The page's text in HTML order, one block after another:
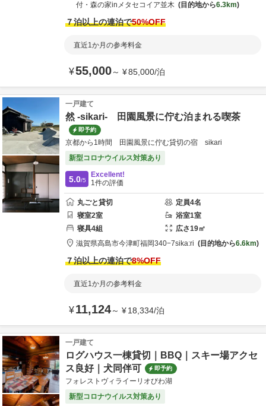
付・森の家inメタセコイア並木
目的地から6.3km
７泊以上の連泊で50%OFF
直近1か月の参考料金
¥55,000～ ¥85,000/泊
一戸建て
然 -sikari- 田園風景に佇む泊まれる喫茶
即予約
京都から1時間 田園風景に佇む貸切の宿 sikari
新型コロナウイルス対策あり
5.0/5
Excellent!
1件の評価
丸ごと貸切 定員4名
寝室2室 浴室1室
寝具4組 広さ19㎡
滋賀県高島市今津町福岡340−7sika:ri 目的地から6.6km
７泊以上の連泊で8%OFF
直近1か月の参考料金
¥11,124～ ¥18,334/泊
一戸建て
ログハウス一棟貸切｜BBQ｜スキー場アクセ
ス良好｜犬同伴可
即予約
フォレストヴィライーリオびわ湖
新型コロナウイルス対策あり